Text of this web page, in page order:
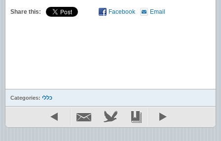
Share this: Facebook Email
Categories: כללי